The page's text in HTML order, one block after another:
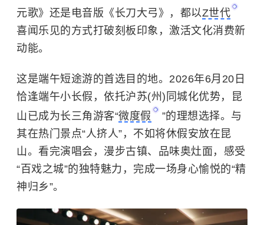
元歌》还是电音版《长刀大弓》，都以Z世代
喜闻乐见的方式打破刻板印象，激活文化消费新
动能。
这是端午短途游的首选目的地。2026年6月20日
恰逢端午小长假，依托沪苏(州)同城化优势，昆
山已成为长三角游客“微度假
”的理想选择。与
其在热门景点“人挤人”，不如将休假安放在昆
山。看完演唱会，漫步古镇、品味奥灶面，感受
“百戏之城”的独特魅力，完成一场身心愉悦的“精
神归乡”。